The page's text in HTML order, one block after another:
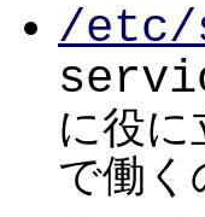
/etc/
に役
で働く